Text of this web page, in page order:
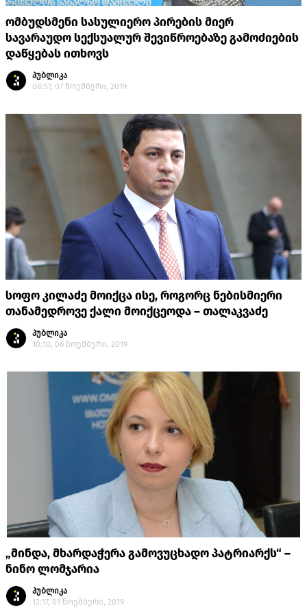
ომბუდსმენი სასულიერო პირების მიერ
სავარაუდო სექსუალურ შევიწროებაზე გამოძიების
დაწყებას ითხოვს
პუბლიკა
08:57, 07 ნოემბერი, 2019
სოფო კილაძე მოიქცა ისე, როგორც ნებისმიერი
თანამედროვე ქალი მოიქცეოდა – თალაკვაძე
პუბლიკა
10:10, 06 ნოემბერი, 2019
„მინდა, მხარდაჭერა გამოვუცხადო პატრიარქს“ –
ნინო ლომჯარია
პუბლიკა
12:17, 01 ნოემბერი, 2019